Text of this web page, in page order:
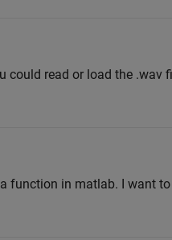
could read or load the .wav
function in matlab. I want